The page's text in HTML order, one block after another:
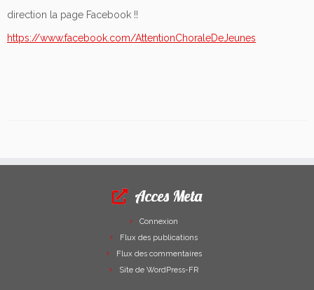
direction la page Facebook !!
https://www.facebook.com/AttentionChoraleDeJeunes
Acces Meta
Connexion
Flux des publications
Flux des commentaires
Site de WordPress-FR